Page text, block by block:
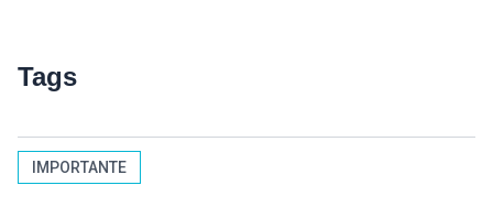
Tags
IMPORTANTE